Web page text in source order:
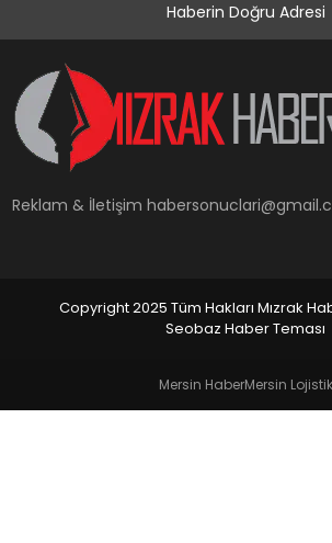
YAŞAM
Haberin Doğru Adresi
Reklam & İletişim
Copyright 2025 Tüm Hakları Mızrak
Seobaz Haber Teması
Mersin HaberMersin Lojistik